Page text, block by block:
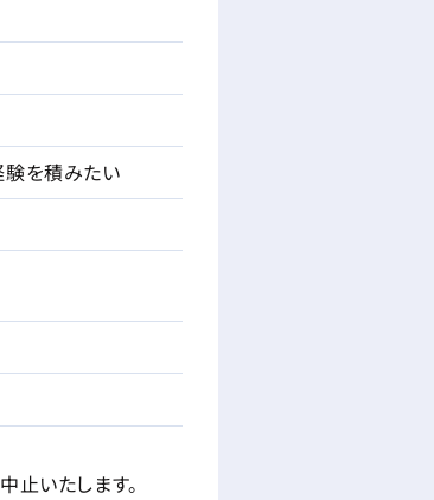
験を積みたい
いたします。